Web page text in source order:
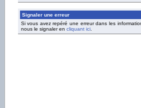
Signaler une erreur
Si vous avez repéré une erreur dans les
nous le signaler en cliquant ici.